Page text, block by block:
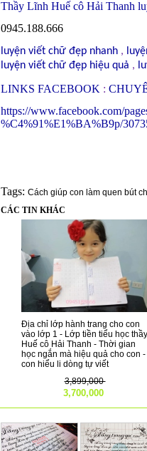
Thầy Lĩnh Huế cô Hải Thanh
0945.188.666
luyện viết chữ đẹp nhanh,
luyện viết chữ đẹp hiệu quả ,
LINKS FACEBOOK :
https://www.facebook.com/
%C4%91%E1%BA%B9p/
Tags: Cách giúp con làm quen bút
CÁC TIN KHÁC
Địa chỉ lớp hành trang cho con
vào lớp 1 - Lớp tiền tiểu học thầy
Huế cô Hải Thanh - Thời gian
học ngắn mà hiệu quả cho con -
con hiểu li dòng tự viết
3,899,000
3,700,000